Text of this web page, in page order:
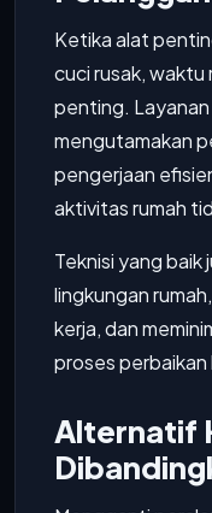
Ketika alat
cuci rusak,
penting.
mengutamakan
pengerjaan
aktivitas rumah
Teknisi yang
lingkungan
kerja, dan
proses
Alternatif